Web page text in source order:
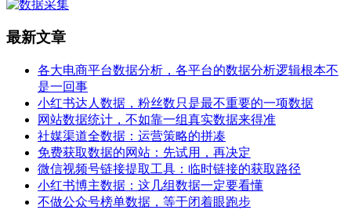
最新文章
各大电商平台数据分析，各平台的数据分析逻辑根本不
是一回事
小红书达人数据，粉丝数只是最不重要的一项数据
网站数据统计，不如靠一组真实数据来得准
社媒渠道全数据：运营策略的拼凑
免费获取数据的网站：先试用，再决定
微信视频号链接提取工具：临时链接的获取路径
小红书博主数据：这几组数据一定要看懂
不做公众号榜单数据，等于闭着眼跑步